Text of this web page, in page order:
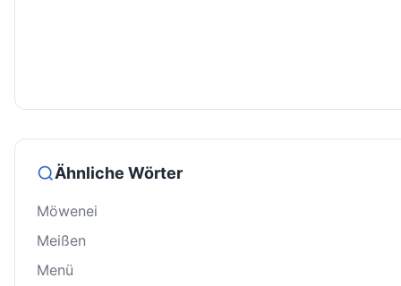
Ähnliche Wörter
Möwenei
Meißen
Menü